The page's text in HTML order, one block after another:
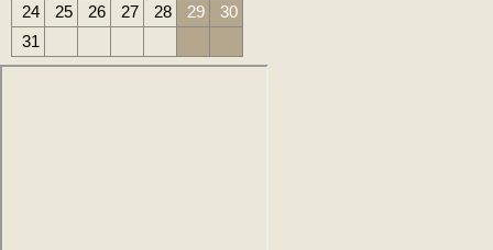
24
25 26 27 28 29
30
31